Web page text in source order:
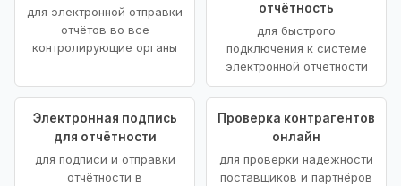
для электронной отправки
отчётов во все
контролирующие органы
отчётность
для быстрого
подключения к системе
электронной отчётности
Электронная подпись
для отчётности
для подписи и отправки
отчётности в
Проверка контрагентов
онлайн
для проверки надёжности
поставщиков и партнёров